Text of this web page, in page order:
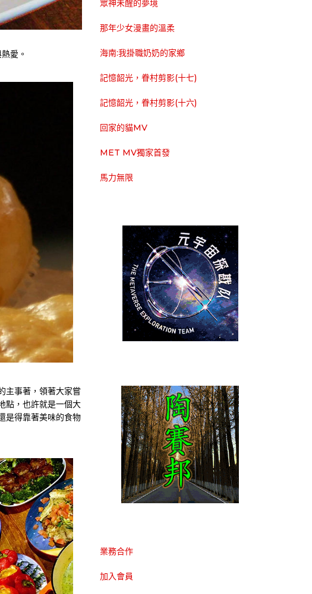
愛。
主事著，領著大家嘗
點，也許就是一個大
是得靠著美味的食物
眾神未醒的夢境
那年少女漫畫的溫柔
海南:我掛職奶奶的家鄉
記憶韶光，眷村剪影(十七)
記憶韶光，眷村剪影(十六)
回家的貓MV
MET MV獨家首發
馬力無限
業務合作
加入會員